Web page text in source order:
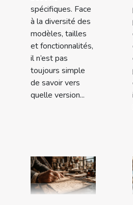
spécifiques. Face
à la diversité des
modèles, tailles
et fonctionnalités,
il n’est pas
toujours simple
de savoir vers
quelle version...